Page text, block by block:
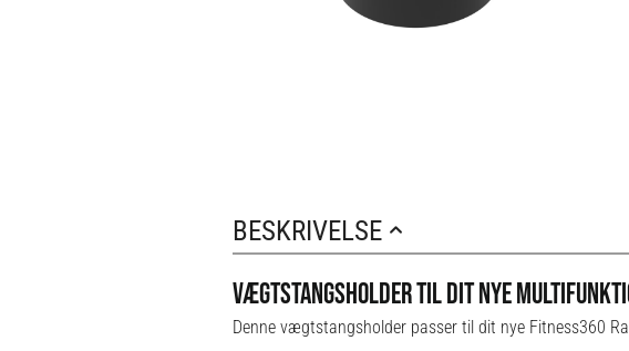
BESKRIVELSE
VÆGTSTANGSHOLDER TIL DIT NYE
Denne vægtstangsholder passer til dit nye Fitness360